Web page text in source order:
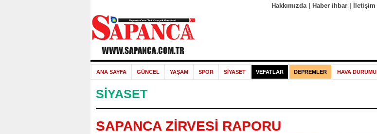
Hakkımızda| Haber ihbar| İletişim
ANA SAYFA GÜNCEL YAŞAM SPOR SİYASET VEFATLAR DEPREMLER HAVA DURUMU
SİYASET
SAPANCA ZİRVESİ RAPORU